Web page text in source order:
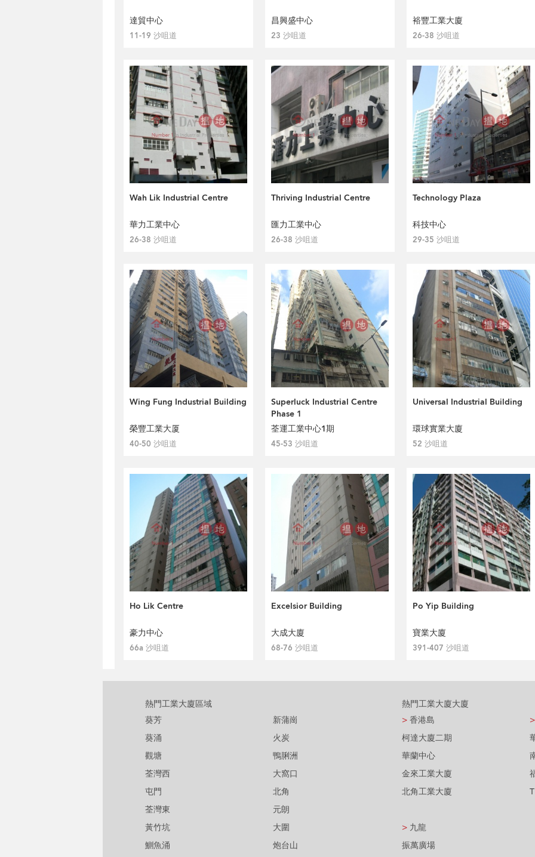
達貿中心
11-19 沙咀道
昌興盛中心
23 沙咀道
裕豐工業大廈
26-38 沙咀道
Wah Lik Industrial Centre
華力工業中心
26-38 沙咀道
Thriving Industrial Centre
匯力工業中心
26-38 沙咀道
Technology Plaza
科技中心
29-35 沙咀道
Wing Fung Industrial Building
榮豐工業大厦
40-50 沙咀道
Superluck Industrial Centre
Phase 1
荃運工業中心1期
45-53 沙咀道
Universal Industrial Building
環球實業大廈
52 沙咀道
Ho Lik Centre
豪力中心
66a 沙咀道
Excelsior Building
大成大廈
68-76 沙咀道
Po Yip Building
寶業大廈
391-407 沙咀道
熱門工業大廈區域
葵芳
葵涌
觀塘
荃灣西
屯門
荃灣東
黃竹坑
鰂魚涌
新蒲崗
火炭
鴨脷洲
大窩口
北角
元朗
大圍
炮台山
熱門工業大廈大廈
> 香港島
柯達大廈二期
華蘭中心
金來工業大廈
北角工業大廈
> 九龍
振萬廣場
>